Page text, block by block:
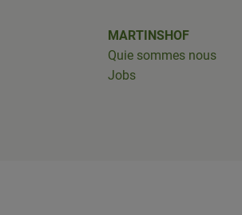
MARTINSHOF
Quie sommes nous
Jobs